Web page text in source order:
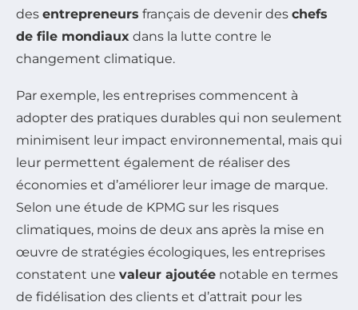
des entrepreneurs français de devenir des chefs
de file mondiaux dans la lutte contre le
changement climatique.
Par exemple, les entreprises commencent à
adopter des pratiques durables qui non seulement
minimisent leur impact environnemental, mais qui
leur permettent également de réaliser des
économies et d’améliorer leur image de marque.
Selon une étude de KPMG sur les risques
climatiques, moins de deux ans après la mise en
œuvre de stratégies écologiques, les entreprises
constatent une valeur ajoutée notable en termes
de fidélisation des clients et d’attrait pour les